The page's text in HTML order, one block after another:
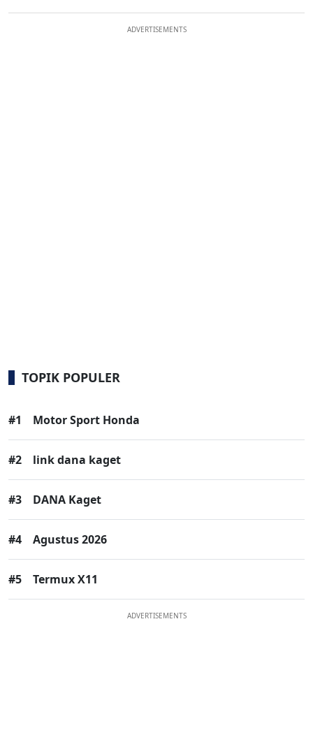
ADVERTISEMENTS
TOPIK POPULER
#1 Motor Sport Honda
#2 link dana kaget
#3 DANA Kaget
#4 Agustus 2026
#5 Termux X11
ADVERTISEMENTS